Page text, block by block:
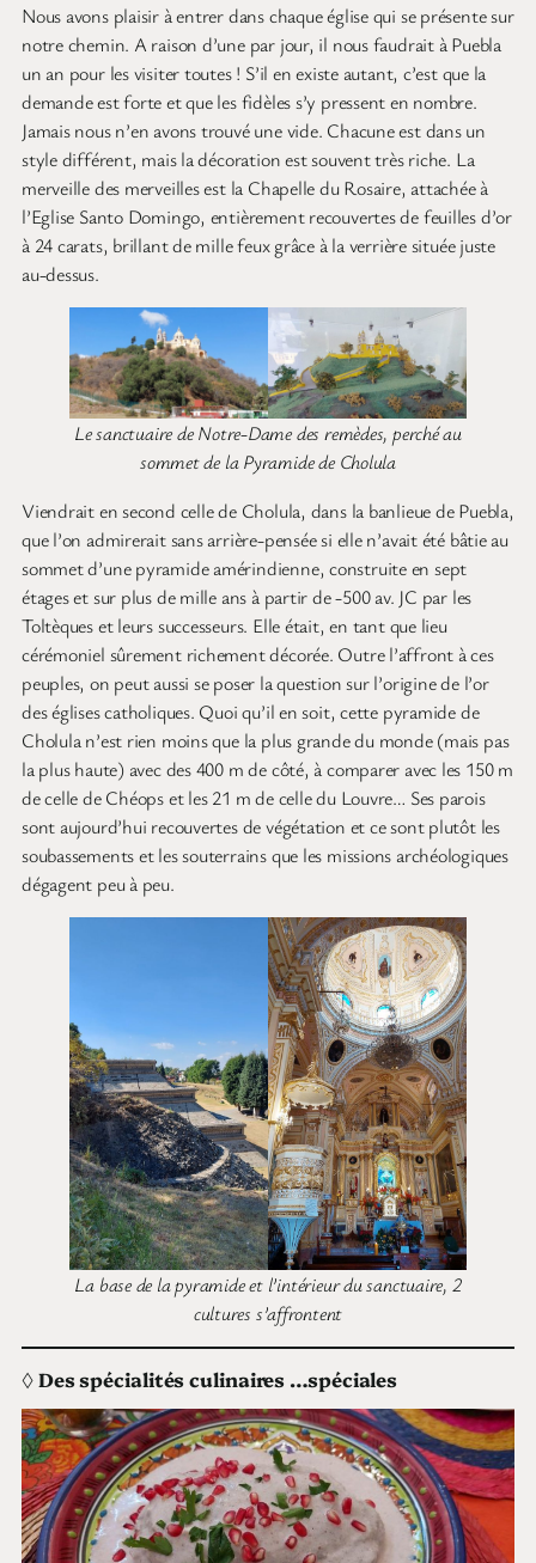
Nous avons plaisir à entrer dans chaque église qui se présente sur
notre chemin. A raison d’une par jour, il nous faudrait à Puebla
un an pour les visiter toutes ! S’il en existe autant, c’est que la
demande est forte et que les fidèles s’y pressent en nombre.
Jamais nous n’en avons trouvé une vide. Chacune est dans un
style différent, mais la décoration est souvent très riche. La
merveille des merveilles est la Chapelle du Rosaire, attachée à
l’Eglise Santo Domingo, entièrement recouvertes de feuilles d’or
à 24 carats, brillant de mille feux grâce à la verrière située juste
au-dessus.
Le sanctuaire de Notre-Dame des remèdes, perché au
sommet de la Pyramide de Cholula
Viendrait en second celle de Cholula, dans la banlieue de Puebla,
que l’on admirerait sans arrière-pensée si elle n’avait été bâtie au
sommet d’une pyramide amérindienne, construite en sept
étages et sur plus de mille ans à partir de -500 av. JC par les
Toltèques et leurs successeurs. Elle était, en tant que lieu
cérémoniel sûrement richement décorée. Outre l’affront à ces
peuples, on peut aussi se poser la question sur l’origine de l’or
des églises catholiques. Quoi qu’il en soit, cette pyramide de
Cholula n’est rien moins que la plus grande du monde (mais pas
la plus haute) avec des 400 m de côté, à comparer avec les 150 m
de celle de Chéops et les 21 m de celle du Louvre… Ses parois
sont aujourd’hui recouvertes de végétation et ce sont plutôt les
soubassements et les souterrains que les missions archéologiques
dégagent peu à peu.
La base de la pyramide et l’intérieur du sanctuaire, 2
cultures s’affrontent
◊Des spécialités culinaires …spéciales